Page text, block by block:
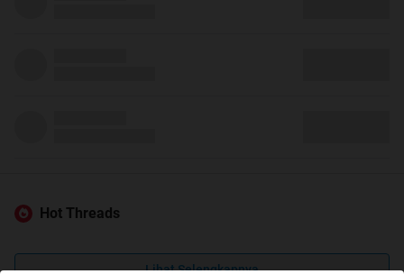
Hot Threads
Lihat Selengkapnya